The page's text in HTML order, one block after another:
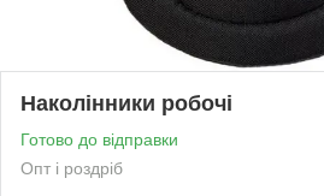
Наколінники робочі
Готово до відправки
Опт і роздріб